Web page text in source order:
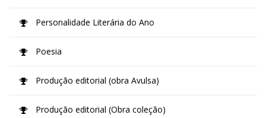
Personalidade Literária do Ano
Poesia
Produção editorial (obra Avulsa)
Produção editorial (Obra coleção)